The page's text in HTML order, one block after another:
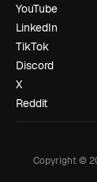
YouTube
LinkedIn
TikTok
Discord
X
Reddit
Copyright ©